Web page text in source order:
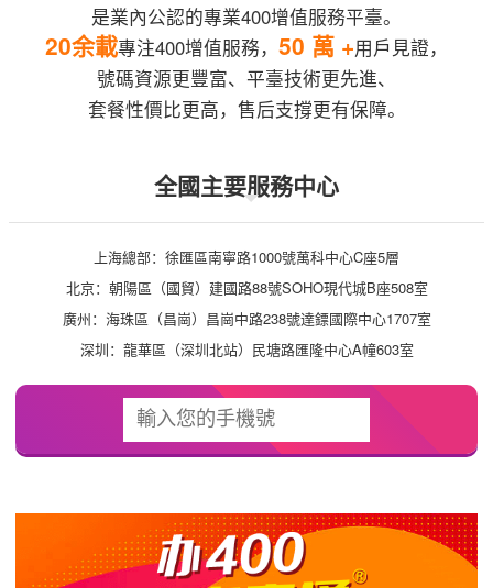
是業內公認的專業400增值服務平臺。
20余載專注400增值服務， 50 萬 +用戶見證，
號碼資源更豐富、平臺技術更先進、
套餐性價比更高，售后支撐更有保障。
全國主要服務中心
上海總部：徐匯區南寧路1000號萬科中心C座5層
北京：朝陽區（國貿）建國路88號SOHO現代城B座508室
廣州：海珠區（昌崗）昌崗中路238號達鏢國際中心1707室
深圳：龍華區（深圳北站）民塘路匯隆中心A幢603室